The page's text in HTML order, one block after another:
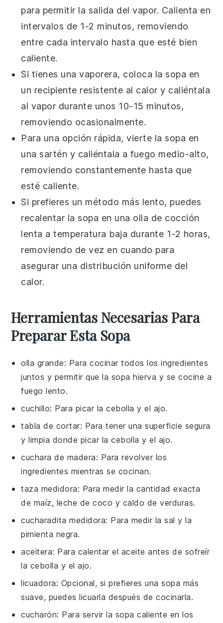
para permitir la salida del vapor. Calienta en
intervalos de 1-2 minutos, removiendo
entre cada intervalo hasta que esté bien
caliente.
Si tienes una vaporera, coloca lasopa en
un recipiente resistente al calor y caliéntala
al vapor durante unos 10-15 minutos,
removiendo ocasionalmente.
Para una opción rápida, vierte lasopa en
una sartén y caliéntala a fuego medio-alto,
removiendo constantemente hasta que
esté caliente.
Si prefieres un método más lento, puedes
recalentar lasopa en una olla de cocción
lenta a temperatura baja durante 1-2 horas,
removiendo de vez en cuando para
asegurar una distribución uniforme del
calor.
Herramientas Necesarias Para
Preparar Esta Sopa
olla grande: Para cocinar todos los ingredientes
juntos y permitir que la sopa hierva y se cocine a
fuego lento.
cuchillo: Para picar la cebolla y el ajo.
tabla de cortar: Para tener una superficie segura
y limpia donde picar la cebolla y el ajo.
cuchara de madera: Para revolver los
ingredientes mientras se cocinan.
taza medidora: Para medir la cantidad exacta
de maíz, leche de coco y caldo de verduras.
cucharadita medidora: Para medir la sal y la
pimienta negra.
aceitera: Para calentar el aceite antes de sofreír
la cebolla y el ajo.
licuadora: Opcional, si prefieres una sopa más
suave, puedes licuarla después de cocinarla.
cucharón: Para servir la sopa caliente en los